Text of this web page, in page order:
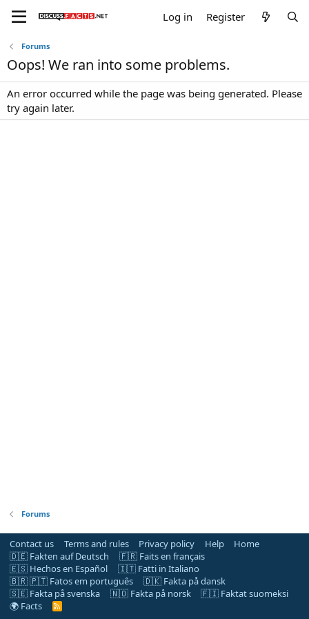
Log in Register
Forums
Oops! We ran into some problems.
An error occurred while the page was being generated. Please
try again later.
Forums
Contact us Terms and rules Privacy policy Help
Home
🇩🇪 Fakten auf Deutsch
🇫🇷 Faits en français
🇪🇸 Hechos en Español
🇮🇹 Fatti in Italiano
🇧🇷 🇵🇹 Fatos em português
🇩🇰 Fakta på dansk
🇸🇪 Fakta på svenska
🇳🇴 Fakta på norsk
🇫🇮 Faktat suomeksi
🌍 Facts
R